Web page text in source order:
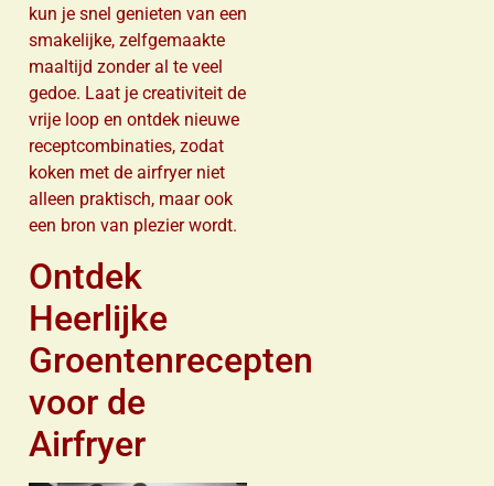
kun je snel genieten van een
smakelijke, zelfgemaakte
maaltijd zonder al te veel
gedoe. Laat je creativiteit de
vrije loop en ontdek nieuwe
receptcombinaties, zodat
koken met de airfryer niet
alleen praktisch, maar ook
een bron van plezier wordt.
Ontdek
Heerlijke
Groentenrecepten
voor de
Airfryer